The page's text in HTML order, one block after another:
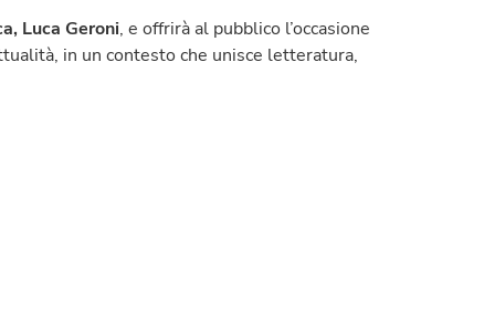
Luca Geroni, e offrirà al pubblico l’occasione
in un contesto che unisce letteratura,